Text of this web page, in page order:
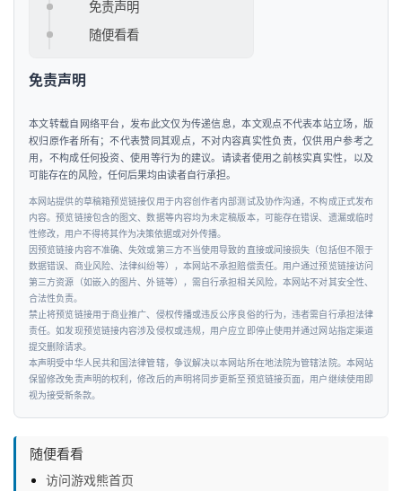
智
汽
车
出
行
行
业
资
讯
免责声明
随便看看
免责声明
本文转载自网络平台，发布此文仅为传递信息，本文观点不代表本站立场，版
权归原作者所有；不代表赞同其观点，不对内容真实性负责，仅供用户参考之
用，不构成任何投资、使用等行为的建议。请读者使用之前核实真实性，以及
可能存在的风险，任何后果均由读者自行承担。
本网站提供的草稿箱预览链接仅用于内容创作者内部测试及协作沟通，不构成正式发布
内容。预览链接包含的图文、数据等内容均为未定稿版本，可能存在错误、遗漏或临时
性修改，用户不得将其作为决策依据或对外传播。
因预览链接内容不准确、失效或第三方不当使用导致的直接或间接损失（包括但不限于
数据错误、商业风险、法律纠纷等），本网站不承担赔偿责任。用户通过预览链接访问
第三方资源（如嵌入的图片、外链等），需自行承担相关风险，本网站不对其安全性、
合法性负责。
禁止将预览链接用于商业推广、侵权传播或违反公序良俗的行为，违者需自行承担法律
责任。如发现预览链接内容涉及侵权或违规，用户应立即停止使用并通过网站指定渠道
提交删除请求。
本声明受中华人民共和国法律管辖，争议解决以本网站所在地法院为管辖法院。本网站
保留修改免责声明的权利，修改后的声明将同步更新至预览链接页面，用户继续使用即
视为接受新条款。
随便看看
访问游戏熊首页